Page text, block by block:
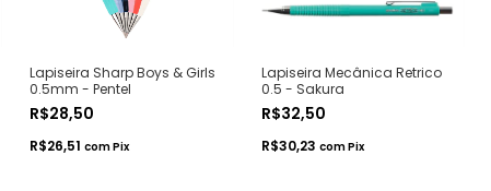
Lapiseira Sharp Boys & Girls
0.5mm - Pentel
R$28,50
R$26,51comPix
Lapiseira Mecânica Retrico
0.5 - Sakura
R$32,50
R$30,23 comPix